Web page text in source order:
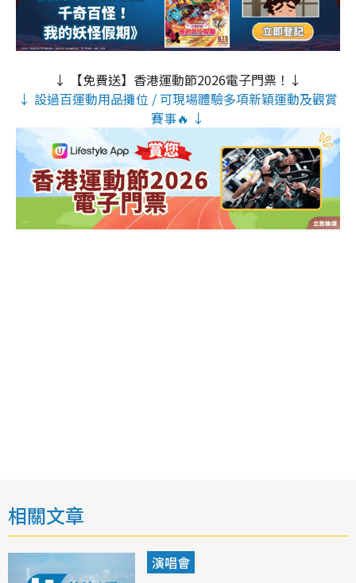
↓ 【免費送】香港運動節2026電子門票！↓
↓ 設過百運動用品攤位 / 可現場體驗多項新穎運動及觀賞
賽事🔥 ↓
相關文章
演唱會